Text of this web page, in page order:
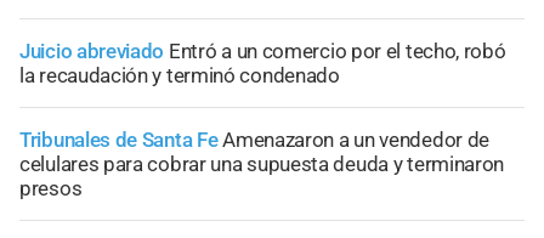
Juicio abreviado Entró a un comercio por el techo, robó
la recaudación y terminó condenado
Tribunales de Santa FeAmenazaron a un vendedor de
celulares para cobrar una supuesta deuda y terminaron
presos